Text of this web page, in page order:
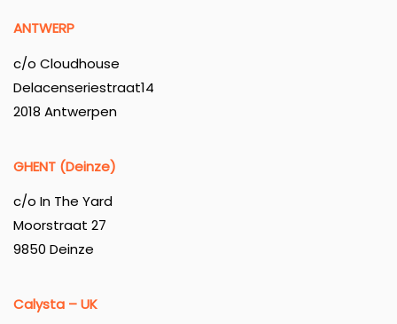
ANTWERP
c/o Cloudhouse
Delacenseriestraat14
2018 Antwerpen
GHENT (Deinze)
c/o In The Yard
Moorstraat 27
9850 Deinze
Calysta – UK